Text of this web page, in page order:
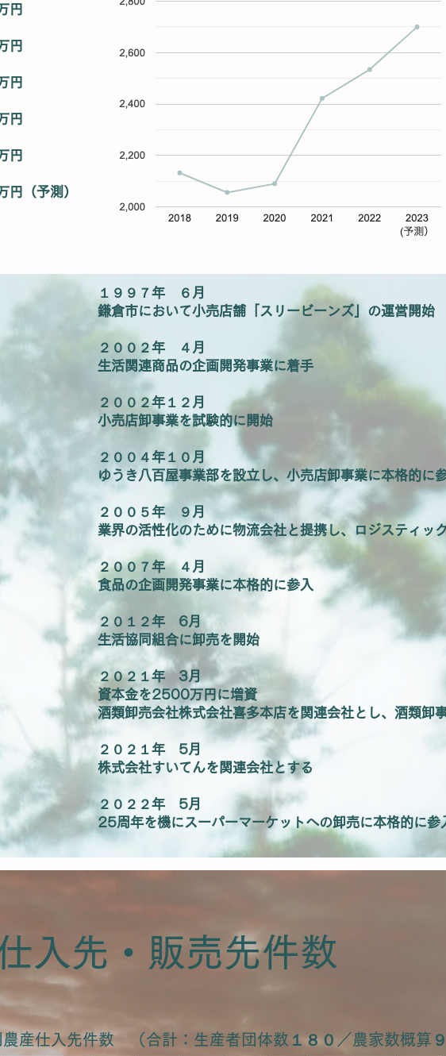
円
円
円
円
円
（予測）
１９９７年 ６月
鎌倉市において小売店舗「スリービーンズ」の運営開始
２００２年 ４月
生活関連商品の企画開発事業に着手
２００２年１２月
小売店卸事業を試験的に開始
２００４年１０月
ゆうき八百屋事業部を設立し、小売店卸事業に本格的に
２００５年 ９月
業界の活性化のために物流会社と提携し、ロジスティッ
２００７年 ４月
食品の企画開発事業に本格的に参入
２０１２年 6月
生活協同組合に卸売を開始
２０２１年 3月
資本金を2500万円に増資
酒類卸売会社株式会社喜多本店を関連会社とし、酒類卸
２０２１年 5月
株式会社すいてんを関連会社とする
２０２２年 5月
25周年を機にスーパーマーケットへの卸売に本格的に参
入先・販売先件数
産仕入先件数 （合計：生産者団体数１８０／農家数概算９